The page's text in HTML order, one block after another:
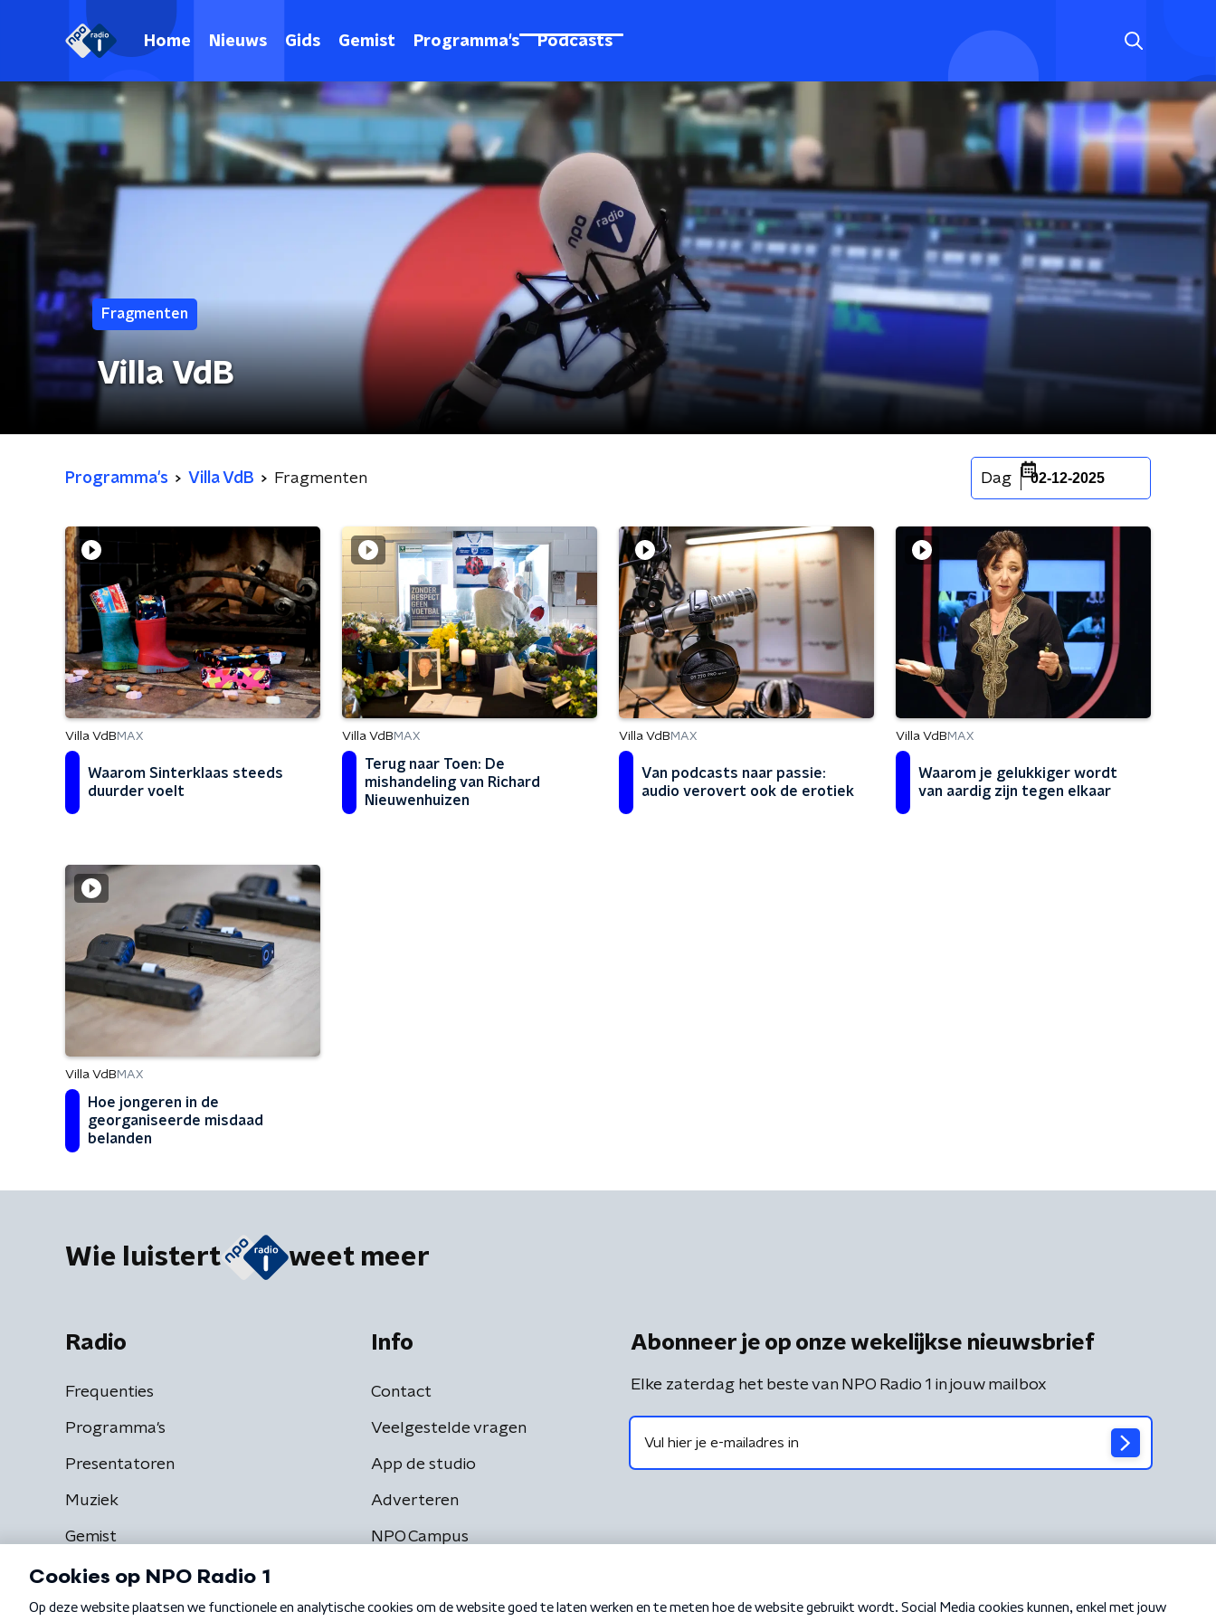
Home Nieuws Gids Gemist Programma's Podcasts
Fragmenten
Villa VdB
Programma's Villa VdB Fragmenten Dag 02-12-2025
Villa VdB MAX
Waarom Sinterklaas steeds
duurder voelt
Villa VdB MAX
Terug naar Toen: De
mishandeling van Richard
Nieuwenhuizen
Villa VdB MAX
Van podcasts naar passie:
audio verovert ook de erotiek
Villa VdB MAX
Waarom je gelukkiger wordt
van aardig zijn tegen elkaar
Villa VdB MAX
Hoe jongeren in de
georganiseerde misdaad
belanden
Wie luistert weet meer
Radio
Frequenties
Programma's
Presentatoren
Muziek
Gemist
Info
Contact
Veelgestelde vragen
App de studio
Adverteren
NPO Campus
Abonneer je op onze wekelijkse nieuwsbrief
Elke zaterdag het beste van NPO Radio 1 in jouw mailbox